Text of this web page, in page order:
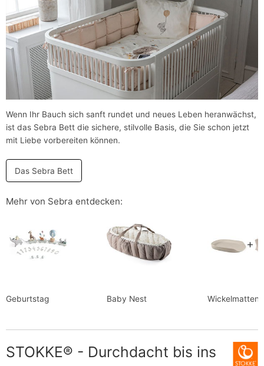
Wenn Ihr Bauch sich sanft rundet und neues Leben heranwächst,
ist das Sebra Bett die sichere, stilvolle Basis, die Sie schon jetzt
mit Liebe vorbereiten können.
Das Sebra Bett
Mehr von Sebra entdecken:
Geburtstag Baby Nest Wickelmatten
STOKKE® - Durchdacht bis ins